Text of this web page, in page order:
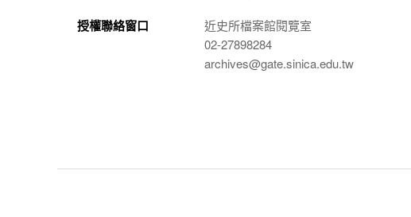
授權聯絡窗口
近史所檔案館閱覽室
02-27898284
archives@gate.sinica.edu.tw